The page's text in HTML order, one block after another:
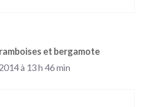
et bergamote
à 13 h 46 min